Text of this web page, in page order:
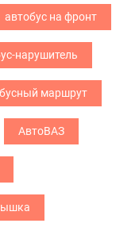
автобус на фронт
нарушитель
маршрут
АвтоВАЗ